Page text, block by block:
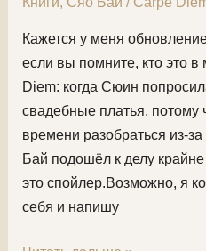
Кажется у меня
если вы помните, кто это
Diem: когда Сюин
свадебные платья, потому
времени разобраться из-
Бай подошёл к делу
это спойлер.Возможно, я
себя и напишу